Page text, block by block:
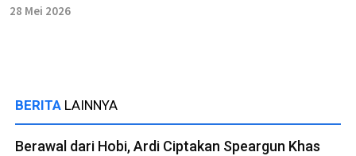
28 Mei 2026
BERITA LAINNYA
Berawal dari Hobi, Ardi Ciptakan Speargun Khas